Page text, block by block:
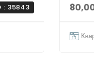
: 35843